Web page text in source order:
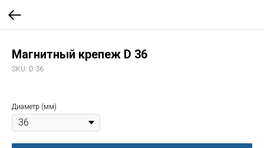
Магнитный крепеж D 36
SKU: D 36
Диаметр (мм)